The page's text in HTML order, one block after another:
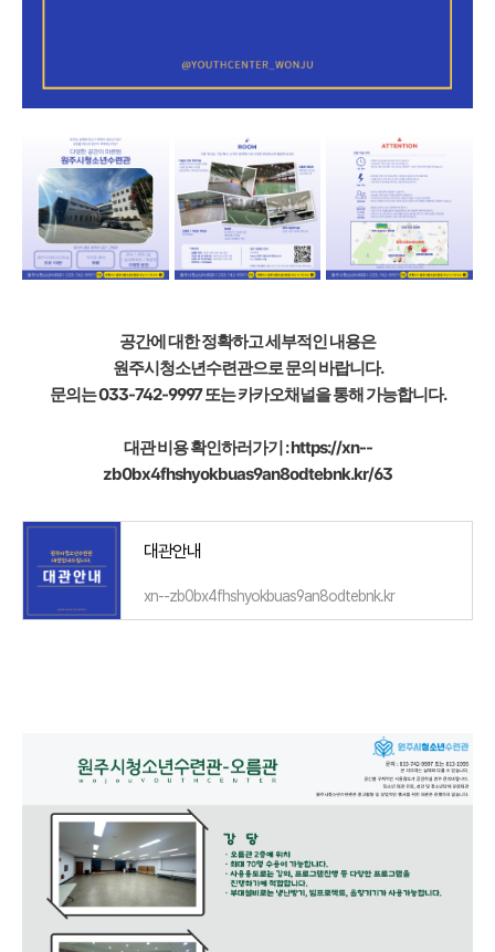
공간에 대한 정확하고 세부적인 내용은
원주시청소년수련관으로 문의 바랍니다.
문의는 033-742-9997 또는 카카오채널을 통해 가능합니다.
대관 비용 확인하러가기 :https://xn--
zb0bx4fhshyokbuas9an8odtebnk.kr/63
대관안내
xn--zb0bx4fhshyokbuas9an8odtebnk.kr